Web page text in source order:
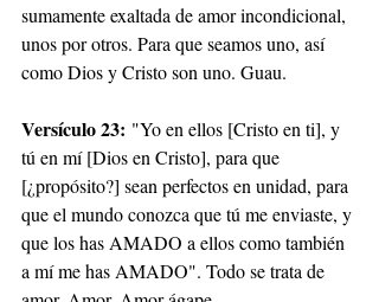
sumamente exaltada de amor incondicional,
unos por otros. Para que seamos uno, así
como Dios y Cristo son uno. Guau.
Versículo 23: "Yo en ellos [Cristo en ti], y
tú en mí [Dios en Cristo], para que
[¿propósito?] sean perfectos en unidad, para
que el mundo conozca que tú me enviaste, y
que los has AMADO a ellos como también
a mí me has AMADO". Todo se trata de